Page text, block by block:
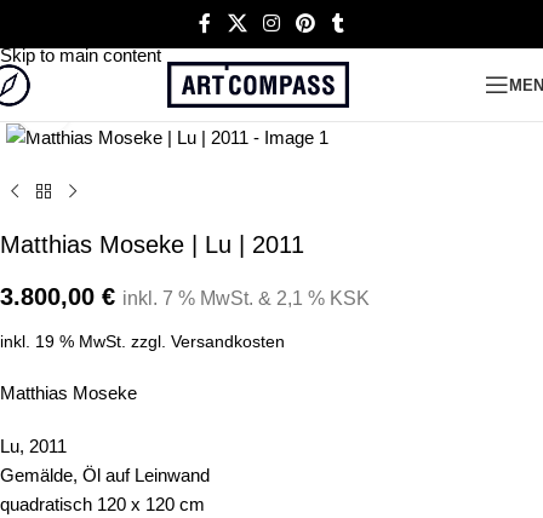
Skip to main content
Click to enlarge
Matthias Moseke | Lu | 2011
3.800,00 € inkl. 7 % MwSt. & 2,1 % KSK
inkl. 19 % MwSt. zzgl. Versandkosten
Matthias Moseke
Lu, 2011
Gemälde, Öl auf Leinwand
quadratisch 120 x 120 cm